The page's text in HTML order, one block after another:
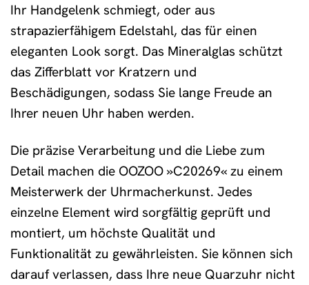
Ihr Handgelenk schmiegt, oder aus
strapazierfähigem Edelstahl, das für einen
eleganten Look sorgt. Das Mineralglas schützt
das Zifferblatt vor Kratzern und
Beschädigungen, sodass Sie lange Freude an
Ihrer neuen Uhr haben werden.
Die präzise Verarbeitung und die Liebe zum
Detail machen die OOZOO »C20269« zu einem
Meisterwerk der Uhrmacherkunst. Jedes
einzelne Element wird sorgfältig geprüft und
montiert, um höchste Qualität und
Funktionalität zu gewährleisten. Sie können sich
darauf verlassen, dass Ihre neue Quarzuhr nicht